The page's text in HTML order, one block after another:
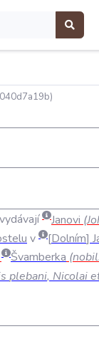
vydávají Janovi (
v Dolním
Švamberka (nobil.
plebani, Nicolai